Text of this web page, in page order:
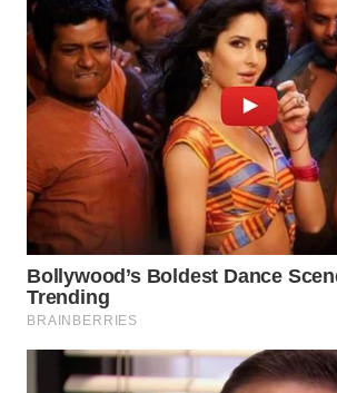
ALPERKLINAS
FORJASIDA
TAMBANG
NEWS
SITUNGIR
NEWS
SIDIKALANG
NEWS
SIBARAGAS